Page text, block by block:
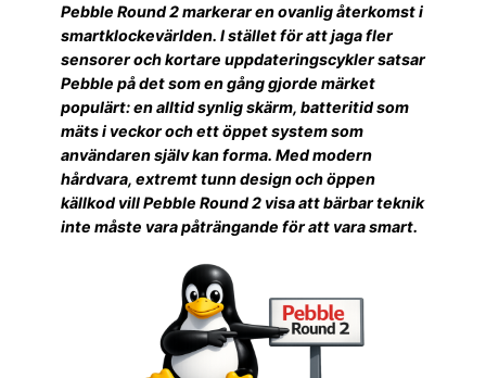
Pebble Round 2 markerar en ovanlig återkomst i
smartklockevärlden. I stället för att jaga fler
sensorer och kortare uppdateringscykler satsar
Pebble på det som en gång gjorde märket
populärt: en alltid synlig skärm, batteritid som
mäts i veckor och ett öppet system som
användaren själv kan forma. Med modern
hårdvara, extremt tunn design och öppen
källkod vill Pebble Round 2 visa att bärbar teknik
inte måste vara påträngande för att vara smart.